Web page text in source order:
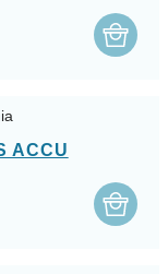
ACCU